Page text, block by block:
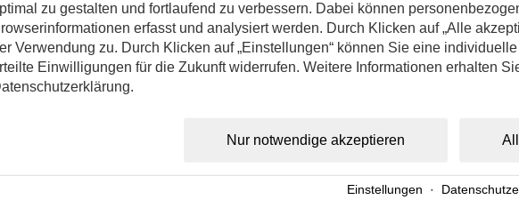
Pulsdiagnose hilft dabei, die individuelle und gemeinsame
30 Minuten – 50 € | Paardiagnose: 60 Minuten – 95 €
MASSAGEN UND ANWENDUNGEN
Gesundheitslehre wird der Mensch ganzheitlich betrachtet – so
sind. Die ausgebildeten Therapeutinnen des 5 Sterne Hotels stimmen
Abhyanga-Massagen bis hin zu Kräuterstempelanwendungen – auf
zu gestalten und fortlaufend zu verbessern. Dabei können
erfasst und analysiert werden. Durch Klicken auf „Alle
Verwendung zu. Durch Klicken auf „Einstellungen“ können Sie eine
Einwilligungen für die Zukunft widerrufen. Weitere Informationen erhalten
Nur notwendige akzeptieren
Einstellungen ·